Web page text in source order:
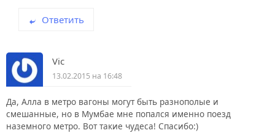
Ответить
Vic
13.02.2015 на 16:48
Да, Алла в метро вагоны могут быть разнополые и
смешанные, но в Мумбае мне попался именно поезд
наземного метро. Вот такие чудеса! Спасибо:)